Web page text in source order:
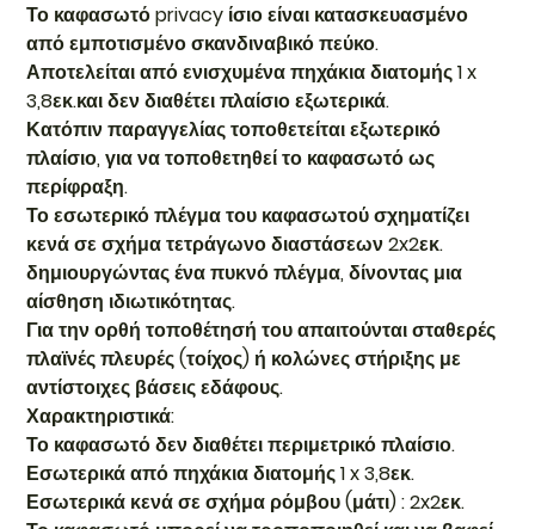
Το καφασωτό privacy ίσιο είναι κατασκευασμένο
από εμποτισμένο σκανδιναβικό πεύκο.
Αποτελείται από ενισχυμένα πηχάκια διατομής 1 x
3,8εκ.και δεν διαθέτει πλαίσιο εξωτερικά.
Κατόπιν παραγγελίας τοποθετείται εξωτερικό
πλαίσιο, για να τοποθετηθεί το καφασωτό ως
περίφραξη.
Το εσωτερικό πλέγμα του καφασωτού σχηματίζει
κενά σε σχήμα τετράγωνο διαστάσεων 2x2εκ.
δημιουργώντας ένα πυκνό πλέγμα, δίνοντας μια
αίσθηση ιδιωτικότητας.
Για την ορθή τοποθέτησή του απαιτούνται σταθερές
πλαϊνές πλευρές (τοίχος) ή κολώνες στήριξης με
αντίστοιχες βάσεις εδάφους.
Χαρακτηριστικά:
Το καφασωτό δεν διαθέτει περιμετρικό πλαίσιο.
Εσωτερικά από πηχάκια διατομής 1 x 3,8εκ.
Εσωτερικά κενά σε σχήμα ρόμβου (μάτι) : 2x2εκ.